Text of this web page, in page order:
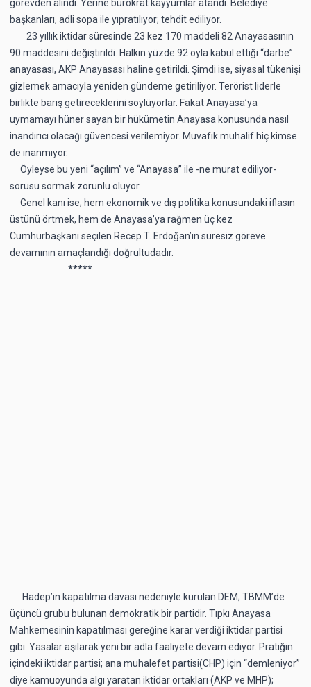
görevden alındı. Yerine bürokrat kayyumlar atandı. Belediye
başkanları, adli sopa ile yıpratılıyor; tehdit ediliyor.
23 yıllık iktidar süresinde 23 kez 170 maddeli 82 Anayasasının
90 maddesini değiştirildi. Halkın yüzde 92 oyla kabul ettiği “darbe”
anayasası, AKP Anayasası haline getirildi. Şimdi ise, siyasal tükenişi
gizlemek amacıyla yeniden gündeme getiriliyor. Terörist liderle
birlikte barış getireceklerini söylüyorlar. Fakat Anayasa’ya
uymamayı hüner sayan bir hükümetin Anayasa konusunda nasıl
inandırıcı olacağı güvencesi verilemiyor. Muvafık muhalif hiç kimse
de inanmıyor.
Öyleyse bu yeni “açılım” ve “Anayasa” ile -ne murat ediliyor-
sorusu sormak zorunlu oluyor.
Genel kanı ise; hem ekonomik ve dış politika konusundaki iflasın
üstünü örtmek, hem de Anayasa’ya rağmen üç kez
Cumhurbaşkanı seçilen Recep T. Erdoğan’ın süresiz göreve
devamının amaçlandığı doğrultudadır.
*****
Hadep’in kapatılma davası nedeniyle kurulan DEM; TBMM’de
üçüncü grubu bulunan demokratik bir partidir. Tıpkı Anayasa
Mahkemesinin kapatılması gereğine karar verdiği iktidar partisi
gibi. Yasalar aşılarak yeni bir adla faaliyete devam ediyor. Pratiğin
içindeki iktidar partisi; ana muhalefet partisi(CHP) için “demleniyor”
diye kamuoyunda algı yaratan iktidar ortakları (AKP ve MHP);